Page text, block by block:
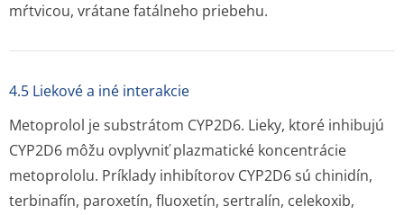
mŕtvicou, vrátane fatálneho priebehu.
4.5 Liekové a iné interakcie
Metoprolol je substrátom CYP2D6. Lieky, ktoré inhibujú
CYP2D6 môžu ovplyvniť plazmatické koncentrácie
metoprololu. Príklady inhibítorov CYP2D6 sú chinidín,
terbinafín, paroxetín, fluoxetín, sertralín, celekoxib,